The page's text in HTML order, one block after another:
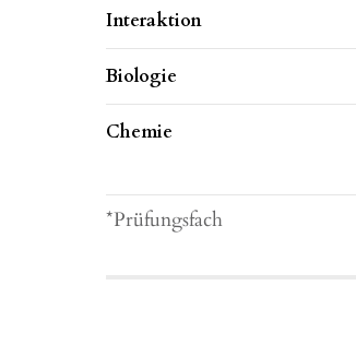
Interaktion
Biologie
Chemie
*Prüfungsfach